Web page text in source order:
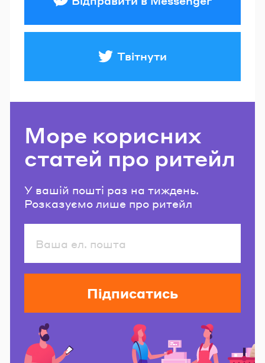
Твітнути
Море корисних
статей про ритейл
У вашій пошті раз на тиждень.
Розказуємо лише про ритейл
Підписатись